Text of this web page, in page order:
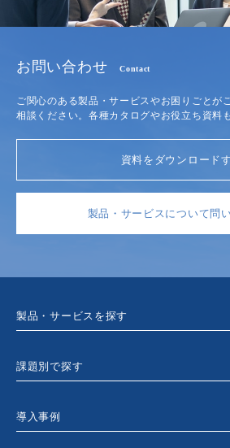
お問い合わせ Contact
ご関心のある製品・サービスやお困りごとが
相談ください。各種カタログやお役立ち資料
資料をダウンロード
製品・サービスについて問
製品・サービスを探す
課題別で探す
導入事例